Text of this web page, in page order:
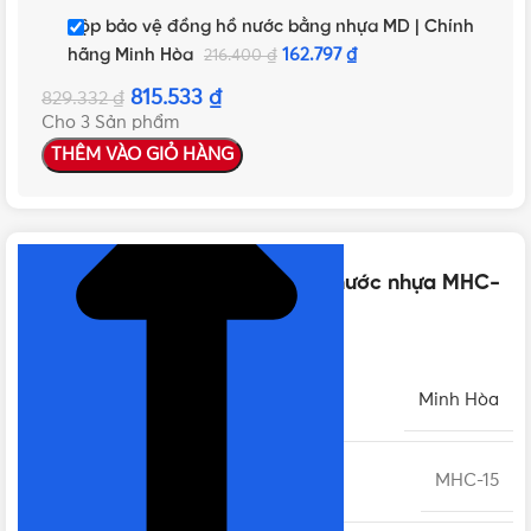
Hộp bảo vệ đồng hồ nước bằng nhựa MD | Chính
hãng Minh Hòa
216.400₫ 162.797 ₫
829.332₫ 815.533 ₫
Cho 3 Sản phẩm
THÊM VÀO GIỎ HÀNG
Thông số kỹ thuật của Đồng hồ nước nhựa MHC-
15 phi 21 | Chính hãng Minh Hòa
Minh Hòa
MHC-15
NHẤN ĐỂ XEM TIẾP (THU GỌN)